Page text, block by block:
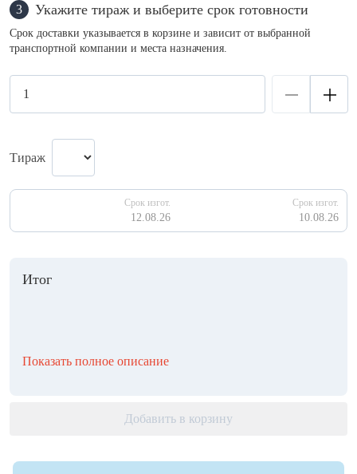
3 Укажите тираж и выберите срок готовности
Срок доставки указывается в корзине и зависит от выбранной
транспортной компании и места назначения.
Тираж
Срок изгот.
12.08.26
Срок изгот.
10.08.26
Итог
Показать полное описание
Добавить в корзину